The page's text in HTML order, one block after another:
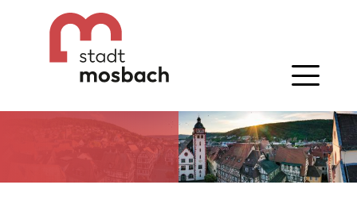
Gehe zum Navigationsbereich
Gehe zum Inhalt